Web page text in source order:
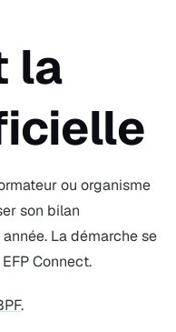
la
ou organisme
son bilan
La démarche se
Connect.
.